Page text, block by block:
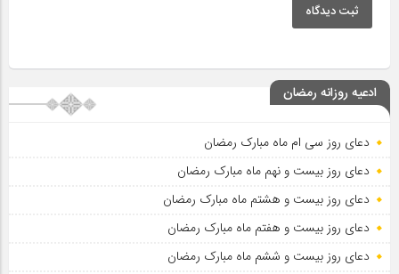
ثبت دیدگاه
ادعیه روزانه رمضان
دعای روز سی ام ماه مبارک رمضان
دعای روز بیست و نهم ماه مبارک رمضان
دعای روز بیست و هشتم ماه مبارک رمضان
دعای روز بیست و هفتم ماه مبارک رمضان
دعای روز بیست و ششم ماه مبارک رمضان